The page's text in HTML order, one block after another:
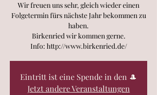
Wir freuen uns sehr, gleich wieder einen
Folgetermin fürs nächste Jahr bekommen zu
haben.
Birkenried wir kommen gerne.
Info: http://www.birkenried.de/
Eintritt ist eine Spende in den 🎩
Jetzt andere Veranstaltungen